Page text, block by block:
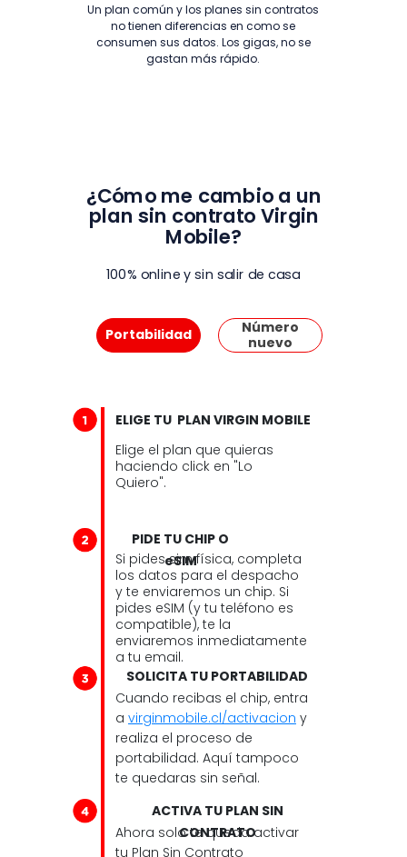
¿Cómo me cambio a un
plan sin contrato Virgin
Mobile?
Portabilidad
Número
nuevo
Elige el plan que quieras
haciendo click en "Lo
Quiero".
Si pides sim física, completa
los datos para el despacho
y te enviaremos un chip. Si
pides eSIM (y tu teléfono es
compatible), te la
enviaremos inmediatamente
a tu email.
SOLICITA TU PORTABILIDAD
Cuando recibas el chip, entra
a virginmobile.cl/activacion y
realiza el proceso de
portabilidad. Aquí tampoco
te quedaras sin señal.
PIDE TU CHIP O
eSIM
ACTIVA TU PLAN SIN
CONTRATO
Ahora solo te queda activar
tu Plan Sin Contrato
ELIGE TU PLAN VIRGIN MOBILE
Un plan común y los planes sin contratos
no tienen diferencias en como se
consumen sus datos. Los gigas, no se
gastan más rápido.
100% online y sin salir de casa